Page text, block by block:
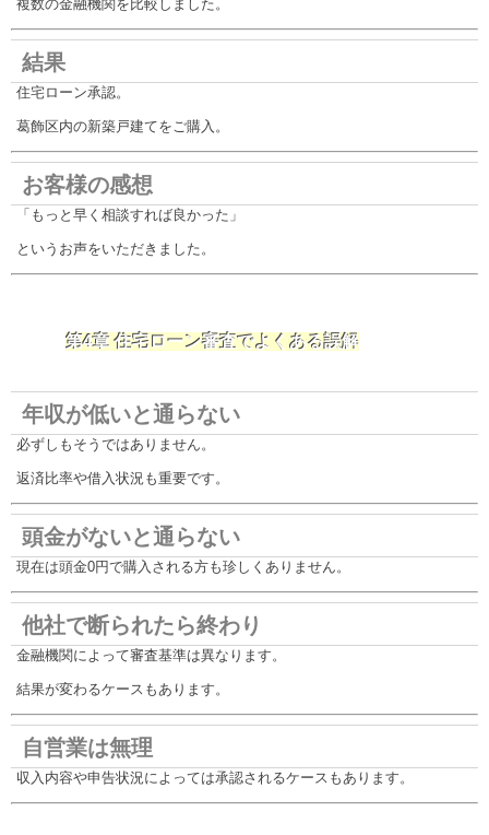
複数の金融機関を比較しました。
結果
住宅ローン承認。
葛飾区内の新築戸建てをご購入。
お客様の感想
「もっと早く相談すれば良かった」
というお声をいただきました。
第4章 住宅ローン審査でよくある誤解
年収が低いと通らない
必ずしもそうではありません。
返済比率や借入状況も重要です。
頭金がないと通らない
現在は頭金0円で購入される方も珍しくありません。
他社で断られたら終わり
金融機関によって審査基準は異なります。
結果が変わるケースもあります。
自営業は無理
収入内容や申告状況によっては承認されるケースもあります。